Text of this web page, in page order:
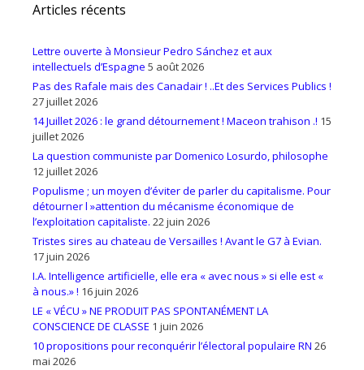
Articles récents
Lettre ouverte à Monsieur Pedro Sánchez et aux
intellectuels d’Espagne 5 août 2026
Pas des Rafale mais des Canadair ! ..Et des Services Publics !
27 juillet 2026
14 Juillet 2026 : le grand détournement ! Maceon trahison .! 15
juillet 2026
La question communiste par Domenico Losurdo, philosophe
12 juillet 2026
Populisme ; un moyen d’éviter de parler du capitalisme. Pour
détourner l »attention du mécanisme économique de
l’exploitation capitaliste. 22 juin 2026
Tristes sires au chateau de Versailles ! Avant le G7 à Evian.
17 juin 2026
I.A. Intelligence artificielle, elle era « avec nous » si elle est «
à nous.» ! 16 juin 2026
LE « VÉCU » NE PRODUIT PAS SPONTANÉMENT LA
CONSCIENCE DE CLASSE 1 juin 2026
10 propositions pour reconquérir l’électoral populaire RN 26
mai 2026